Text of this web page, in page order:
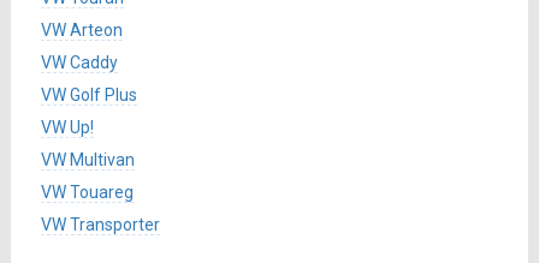
VW Arteon
VW Caddy
VW Golf Plus
VW Up!
VW Multivan
VW Touareg
VW Transporter